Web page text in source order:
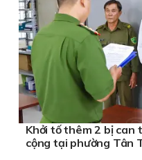
Khởi tố thêm 2 bị
cộng tại phường Tân